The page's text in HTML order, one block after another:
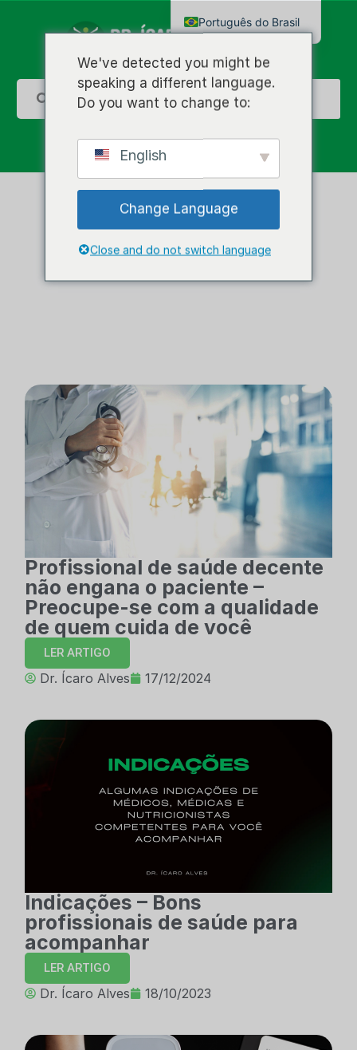
Medicina
Profissional de saúde decente
não engana o paciente –
Preocupe-se com a qualidade
de quem cuida de você
LER ARTIGO
Dr. Ícaro Alves 17/12/2024
Indicações – Bons
profissionais de saúde para
acompanhar
LER ARTIGO
Dr. Ícaro Alves 18/10/2023
We've detected you might be
speaking a different language.
Do you want to change to:
English
Change Language
Close and do not switch language
Português do Brasil